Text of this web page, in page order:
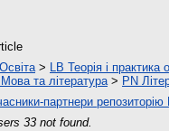
> LB Теорія і практика
та література> PN
партнери
33 not found.